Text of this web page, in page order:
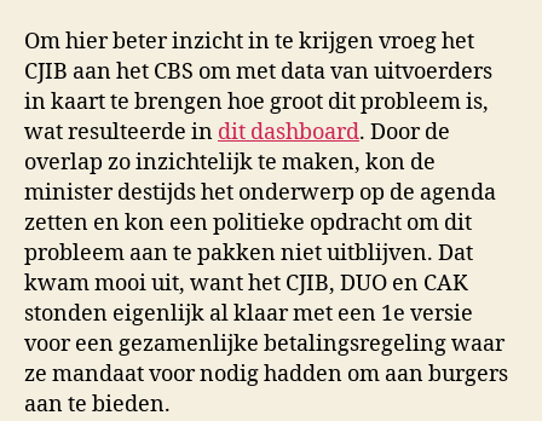
Om hier beter inzicht in te krijgen vroeg het
CJIB aan het CBS om met data van uitvoerders
in kaart te brengen hoe groot dit probleem is,
wat resulteerde in dit dashboard. Door de
overlap zo inzichtelijk te maken, kon de
minister destijds het onderwerp op de agenda
zetten en kon een politieke opdracht om dit
probleem aan te pakken niet uitblijven. Dat
kwam mooi uit, want het CJIB, DUO en CAK
stonden eigenlijk al klaar met een 1e versie
voor een gezamenlijke betalingsregeling waar
ze mandaat voor nodig hadden om aan burgers
aan te bieden.